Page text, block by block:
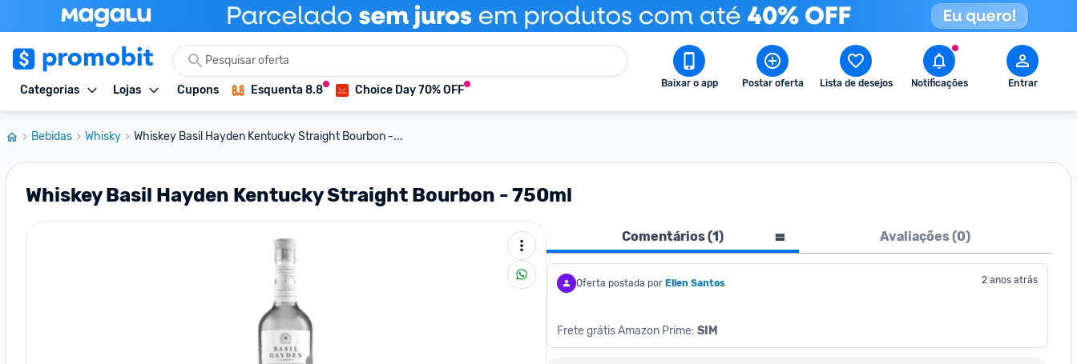
Categorias Lojas Cupons Esquenta 8.8 Choice Day 70% OFF Baixar o app Postar oferta Lista de desejos Notificações Entrar
Bebidas Whisky Whiskey Basil Hayden Kentucky Straight Bourbon -...
Whiskey Basil Hayden Kentucky Straight Bourbon - 750ml
Comentários (1) Avaliações (0)
Oferta postada por Ellen Santos 2 anos atrás
Frete grátis Amazon Prime: SIM